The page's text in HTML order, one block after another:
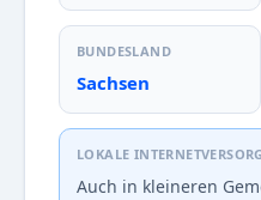
BUNDESLAND
Sachsen
LOKALE
Auch in kleineren